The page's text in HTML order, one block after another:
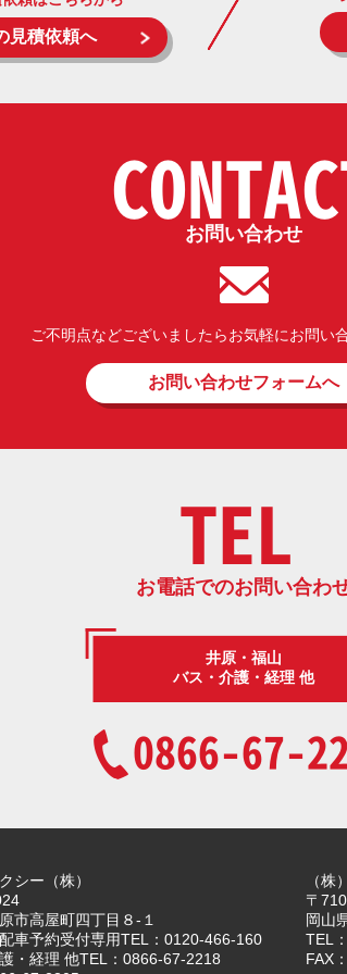
見積依頼へ
お問い合わせ
ご不明点などございましたらお気軽にお問い
お問い合わせフォームへ
TEL
お電話でのお問い合わ
井原・福山
バス・介護・経理 他
0866-67-
シー（株）
市高屋町四丁目８-１
車予約受付専用TEL：0120-466-160
・経理 他TEL：0866-67-2218
（株
〒
岡山
TEL
FAX